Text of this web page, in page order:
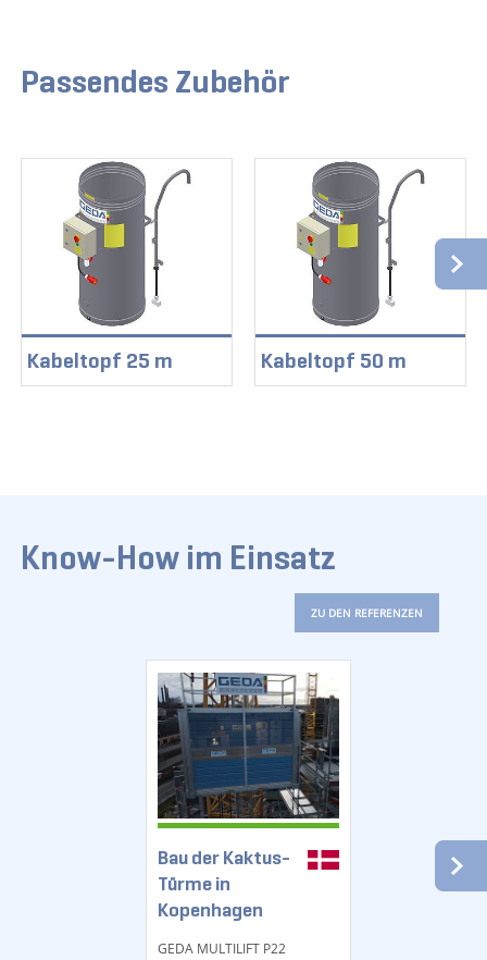
Passendes Zubehör
Kabeltopf 25 m Kabeltopf 50 m
Know-How im Einsatz
ZU DEN REFERENZEN
Bau der Kaktus-
Türme in
Kopenhagen
GEDA MULTILIFT P22